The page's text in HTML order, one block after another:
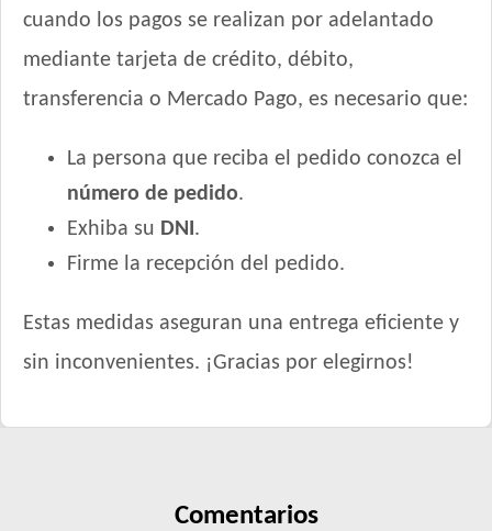
cuando los pagos se realizan por adelantado
mediante tarjeta de crédito, débito,
transferencia o Mercado Pago, es necesario que:
La persona que reciba el pedido conozca el
número de pedido.
Exhiba su DNI .
Firme la recepción del pedido.
Estas medidas aseguran una entrega eficiente y
sin inconvenientes. ¡Gracias por elegirnos!
Comentarios